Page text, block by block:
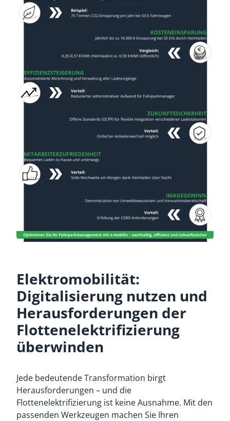
Elektromobilität:
Digitalisierung nutzen und
Herausforderungen der
Flottenelektrifizierung
überwinden
Jede bedeutende Transformation birgt
Herausforderungen – und die
Flottenelektrifizierung ist keine Ausnahme. Mit den
passenden Werkzeugen machen Sie Ihren